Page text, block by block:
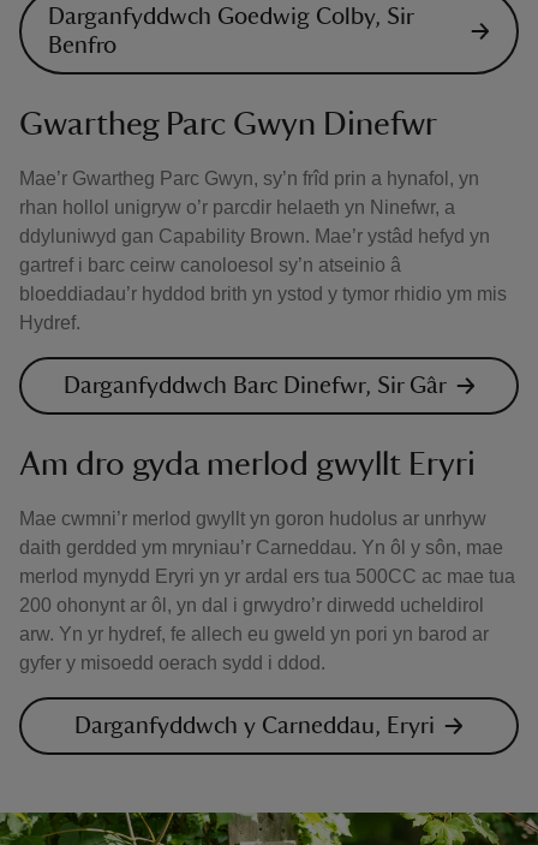
Darganfyddwch Goedwig Colby, Sir
Benfro
Gwartheg Parc Gwyn Dinefwr
Mae’r Gwartheg Parc Gwyn, sy’n frîd prin a hynafol, yn
rhan hollol unigryw o’r parcdir helaeth yn Ninefwr, a
ddyluniwyd gan Capability Brown. Mae’r ystâd hefyd yn
gartref i barc ceirw canoloesol sy’n atseinio â
bloeddiadau’r hyddod brith yn ystod y tymor rhidio ym mis
Hydref.
Darganfyddwch Barc Dinefwr, Sir Gâr
Am dro gyda merlod gwyllt Eryri
Mae cwmni’r merlod gwyllt yn goron hudolus ar unrhyw
daith gerdded ym mryniau’r Carneddau. Yn ôl y sôn, mae
merlod mynydd Eryri yn yr ardal ers tua 500CC ac mae tua
200 ohonynt ar ôl, yn dal i grwydro’r dirwedd ucheldirol
arw. Yn yr hydref, fe allech eu gweld yn pori yn barod ar
gyfer y misoedd oerach sydd i ddod.
Darganfyddwch y Carneddau, Eryri